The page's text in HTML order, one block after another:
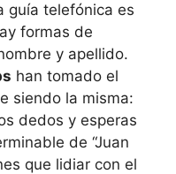
guía telefónica es
formas de
y apellido.
han tomado el
siendo la misma:
dedos y esperas
de “Juan
que lidiar con el